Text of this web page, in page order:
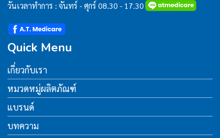
วันเวลาทำการ : จันทร์ - ศุกร์ 08.30 - 17.30
Quick Menu
เกี่ยวกับเรา
หมวดหมู่ผลิตภัณฑ์
แบรนด์
บทความ